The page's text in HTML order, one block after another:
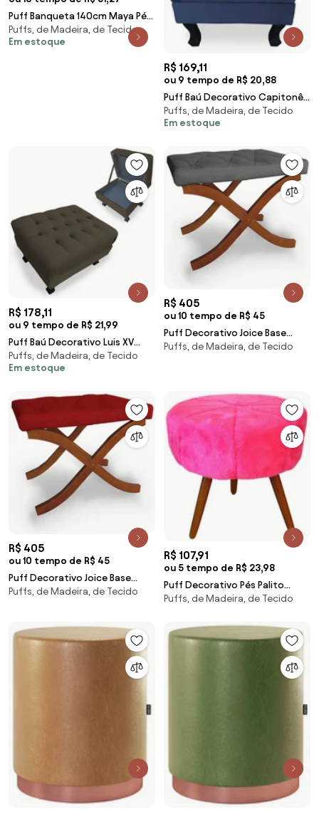
Puff Banqueta 140cm Maya Pés
Palito Suede Rosa Bebê - Sheep
Estofados - Rosa
Puffs, de Madeira, de Tecido
Em estoque
R$ 169,11
ou 9 tempo de R$ 20,88
Puff Baú Decorativo Capitonê
Luis XV 50x40cm Suede Azul
Escuro - Sheep Estofados - Azul
Puffs, de Madeira, de Tecido
Em estoque
R$ 178,11
ou 9 tempo de R$ 21,99
Puff Baú Decorativo Luis XV
Capitonê 60x50cm Suede
Marrom - Sheep Estofados -
Puffs, de Madeira, de Tecido
Em estoque
R$ 405
ou 10 tempo de R$ 45
Puff Decorativo Joice Base
Madeira Suede Cinza - Sheep
Puffs, de Madeira, de Tecido
R$ 405
ou 10 tempo de R$ 45
Puff Decorativo Joice Base
Madeira Suede Vermelho -
Puffs, de Madeira, de Tecido
R$ 107,91
ou 5 tempo de R$ 23,98
Puff Decorativo Pés Palito
Alaska - Sheep Estofados
Puffs, de Madeira, de Tecido